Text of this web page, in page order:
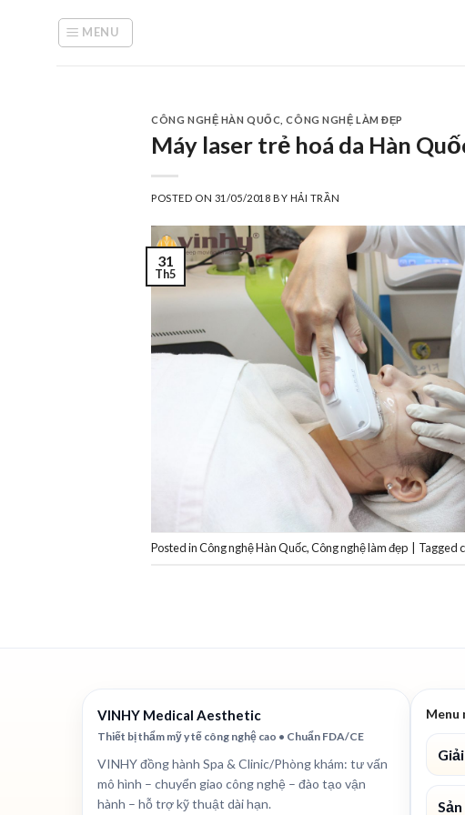
MENU
CÔNG NGHỆ HÀN QUỐC ,CÔNG NGHỆ LÀM ĐẸP
Máy laser trẻ hoá da Hàn
POSTED ON 31/05/2018 BY HẢI TRẦN
31
Th5
Posted inCông nghệ Hàn Quốc,Công nghệ làm đẹp Tagged
VINHY Medical Aesthetic
Thiết bị thẩm mỹ y tế công nghệ cao • Chuẩn FDA/CE
VINHY đồng hành Spa & Clinic/Phòng khám: tư vấn
mô hình – chuyển giao công nghệ – đào tạo vận
hành – hỗ trợ kỹ thuật dài hạn.
Menu